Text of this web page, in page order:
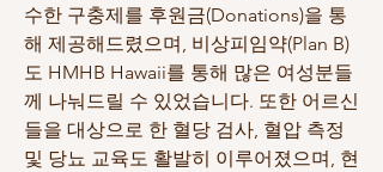
수한 구충제를 후원금(Donations)을 통
해 제공해드렸으며, 비상피임약(Plan B)
도 HMHB Hawaii를 통해 많은 여성분들
께 나눠드릴 수 있었습니다. 또한 어르신
들을 대상으로 한 혈당 검사, 혈압 측정
및 당뇨 교육도 활발히 이루어졌으며, 현